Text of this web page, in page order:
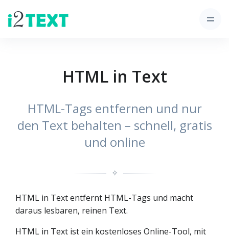
HTML in Text
HTML-Tags entfernen und nur
den Text behalten – schnell, gratis
und online
✧
HTML in Text entfernt HTML-Tags und macht
daraus lesbaren, reinen Text.
HTML in Text ist ein kostenloses Online-Tool, mit